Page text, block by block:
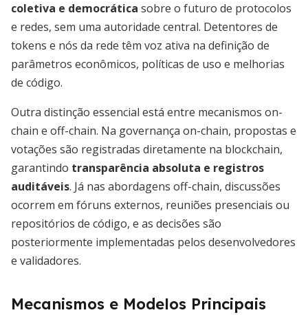
coletiva e democrática sobre o futuro de protocolos
e redes, sem uma autoridade central. Detentores de
tokens e nós da rede têm voz ativa na definição de
parâmetros econômicos, políticas de uso e melhorias
de código.
Outra distinção essencial está entre mecanismos on-
chain e off-chain. Na governança on-chain, propostas e
votações são registradas diretamente na blockchain,
garantindo transparência absoluta e registros
auditáveis. Já nas abordagens off-chain, discussões
ocorrem em fóruns externos, reuniões presenciais ou
repositórios de código, e as decisões são
posteriormente implementadas pelos desenvolvedores
e validadores.
Mecanismos e Modelos Principais